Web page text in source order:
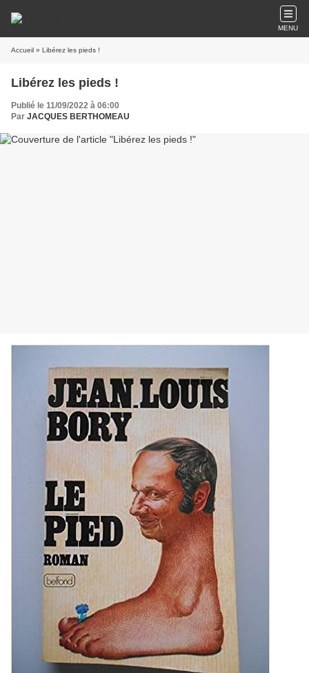
MENU
Accueil » Libérez les pieds !
Libérez les pieds !
Publié le 11/09/2022 à 06:00
Par JACQUES BERTHOMEAU